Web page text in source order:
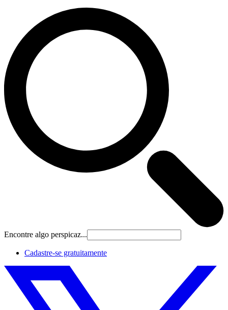
Encontre algo perspicaz...
Cadastre‐se gratuitamente